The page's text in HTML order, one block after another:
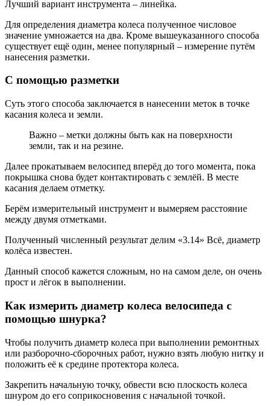
Лучший вариант инструмента – линейка.
Для определения диаметра колеса полученное числовое
значение умножается на два. Кроме вышеуказанного способа
существует ещё один, менее популярный – измерение путём
нанесения разметки.
С помощью разметки
Суть этого способа заключается в нанесении меток в точке
касания колеса и земли.
Важно – метки должны быть как на поверхности
земли, так и на резине.
Далее прокатываем велосипед вперёд до того момента, пока
покрышка снова будет контактировать с землёй. В месте
касания делаем отметку.
Берём измерительный инструмент и вымеряем расстояние
между двумя отметками.
Полученный численный результат делим «3.14» Всё, диаметр
колёса известен.
Данный способ кажется сложным, но на самом деле, он очень
прост и лёгок в выполнении.
Как измерить диаметр колеса велосипеда с
помощью шнурка?
Чтобы получить диаметр колеса при выполнении ремонтных
или разборочно-сборочных работ, нужно взять любую нитку и
положить её к средине протектора колеса.
Закрепить начальную точку, обвести всю плоскость колеса
шнуром до его соприкосновения с начальной точкой.